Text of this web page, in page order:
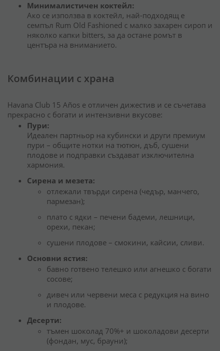
Минималистичен коктейл:
Ако се използва в коктейл, най-подходящ е
семпъл Rum Old Fashioned с малко захарен сироп и
няколко капки bitters, за да остане ромът в
центъра на вниманието.
Комбинации с храна
Havana Club 15 Años е отличен дижестив и се съчетава
прекрасно с богати и интензивни вкусове:
Пури:
Идеален партньор на кубински и други премиум
пури – общите нотки на тютюн, дъб, сушени
плодове и подправки създават изключителна
хармония.
Сирена и мезета:
отлежали твърди сирена (чедър, манчего,
пармезан);
плато с ядки – печени бадеми, лешници,
орехи, пекан;
сушени плодове – смокини, кайсии, сливи.
Основни ястия:
бавно готвено телешко или агнешко с богати
сосове;
дивеч или червени меса с редукция на вино
и плодове.
Десерти:
тъмен шоколад 70%+ и шоколадови десерти
(фондан, мус, брауни);